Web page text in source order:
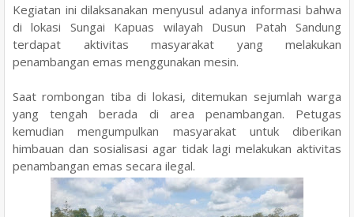
Kegiatan ini dilaksanakan menyusul adanya informasi bahwa
di lokasi Sungai Kapuas wilayah Dusun Patah Sandung
terdapat aktivitas masyarakat yang melakukan
penambangan emas menggunakan mesin.
Saat rombongan tiba di lokasi, ditemukan sejumlah warga
yang tengah berada di area penambangan. Petugas
kemudian mengumpulkan masyarakat untuk diberikan
himbauan dan sosialisasi agar tidak lagi melakukan aktivitas
penambangan emas secara ilegal.